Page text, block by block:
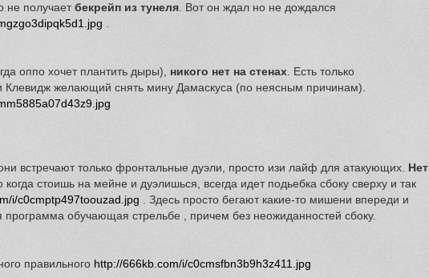
не получает бекрейп из тунеля . Вот он ждал но не дождался
оппо хочет плантить дыры), никого нет на стенах . Есть только
Клевидж желающий снять мину Дамаскуса (по неясным причинам).
встречают только фронтальные дуэли, просто изи лайф для атакующих.
Нет
когда стоишь на мейне и дуэлишься, всегда идет подьебка сбоку сверху и так
i/c0cmptp497toouzad.jpg . Здесь просто бегают какие-то мишени впереди и
программа обучающая стрельбе , причем без неожиданностей сбоку.
правильного http://666kb.com/i/c0cmsfbn3b9h3z411.jpg